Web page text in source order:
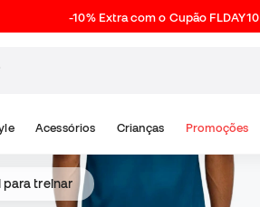
-10% Extra com o Cupão FLDAY10
Acessórios Crianças Promoções
para treinar